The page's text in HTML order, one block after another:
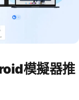
模擬器推